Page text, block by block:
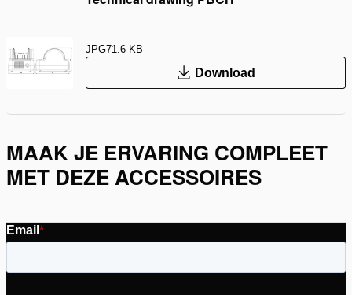
JPG71.6 KB
Download
MAAK JE ERVARING COMPLEET
MET DEZE ACCESSOIRES